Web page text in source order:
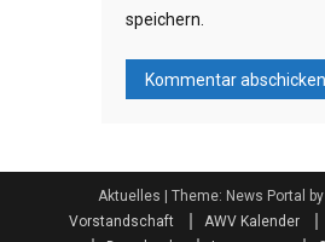
speichern.
Aktuelles Theme: News Portal by
Vorstandschaft
AWV Kalender